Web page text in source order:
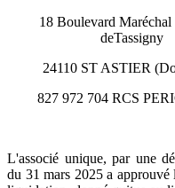
18 Boulevard Maréchal
deTassigny
24110 ST ASTIER
827 972 704 RCS
L'associé unique, par une
du 31 mars 2025 a approuvé